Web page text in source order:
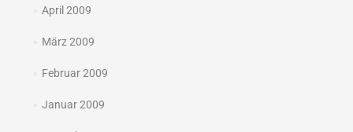
April 2009
März 2009
Februar 2009
Januar 2009